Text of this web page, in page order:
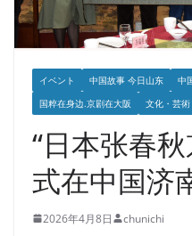
イベント 中国故事 今日山东 中
国粹在身边.京剧在大阪
文化・芸術
“日本张春
式在中国济
2026年4月8日 chunichi